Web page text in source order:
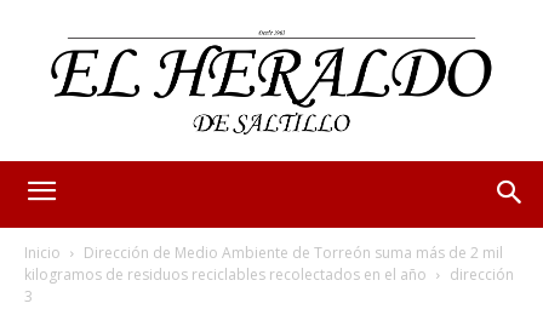
Inicio
Dirección de Medio Ambiente de Torreón suma más de 2 mil
kilogramos de residuos reciclables recolectados en el año
dirección
3